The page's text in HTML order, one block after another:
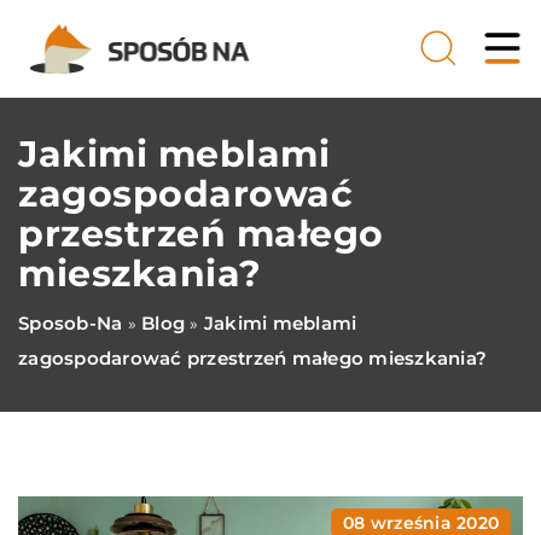
Jakimi meblami
zagospodarować
przestrzeń małego
mieszkania?
Sposob-Na » Blog » Jakimi meblami
zagospodarować przestrzeń małego mieszkania?
08 września 2020